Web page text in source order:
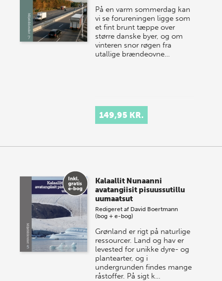
På en varm sommerdag kan
vi se forure­ningen ligge som
et fint brunt tæppe over
større danske byer, og om
vinteren snor rø­gen fra
utallige brændeovne…
149,95 KR.
Kalaallit Nunaanni
avatangiisit pisuussutillu
uumaatsut
Redigeret af David Boertmann
(bog + e-bog)
Grønland er rigt på naturlige
ressourcer. Land og hav er
levested for unikke dyre- og
plantearter, og i
undergrunden findes mange
råstoffer. På sigt k…